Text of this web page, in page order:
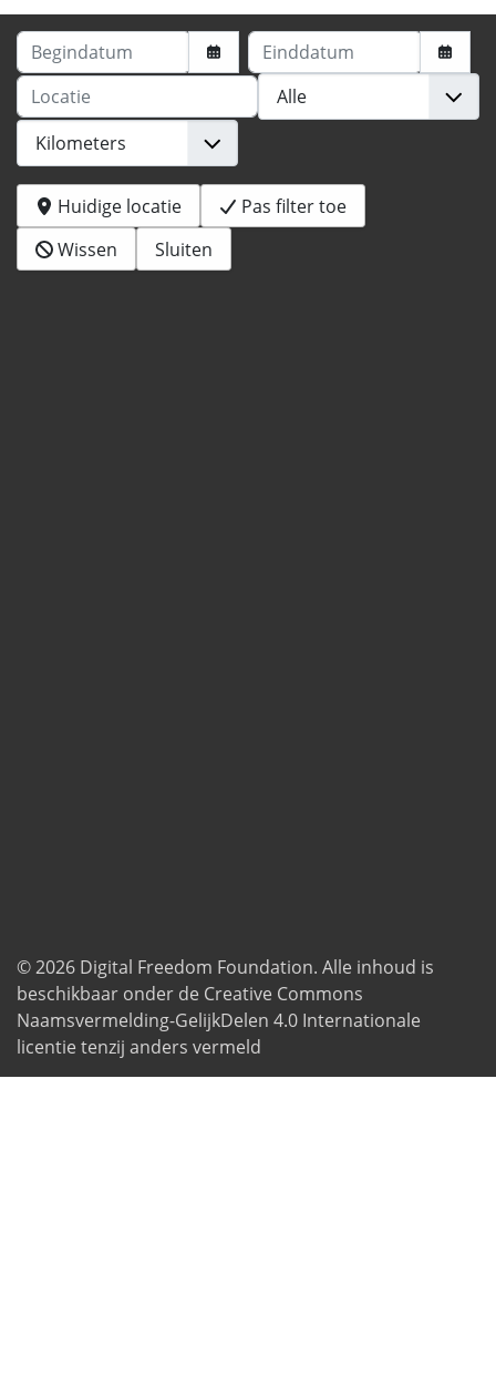
Begindatum
Einddatum
Locatie
Huidige locatie
Pas filter toe
Wissen
Sluiten
© 2026 Digital Freedom Foundation. Alle inhoud is
beschikbaar onder de Creative Commons
Naamsvermelding-GelijkDelen 4.0 Internationale
licentie tenzij anders vermeld